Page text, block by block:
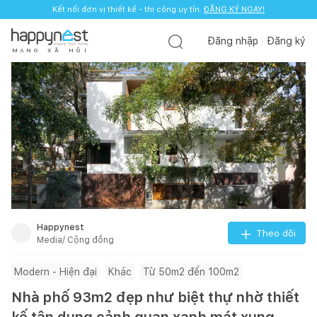
Kết nối đơn vị thiết kế - thi công uy tín. ĐĂNG KÝ NGAY!
M Ạ N G X Ã H Ộ I
Đăng nhập Đăng ký
Happynest
Media/ Cộng đồng
Theo dõi
Modern - Hiện đại Khác Từ 50m2 đến 100m2
Nhà phố 93m2 đẹp như biệt thự nhờ thiết